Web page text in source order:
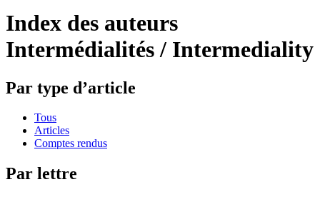
Index des auteurs
Intermédialités / Intermediality
Par type d’article
Tous
Articles
Comptes rendus
Par lettre